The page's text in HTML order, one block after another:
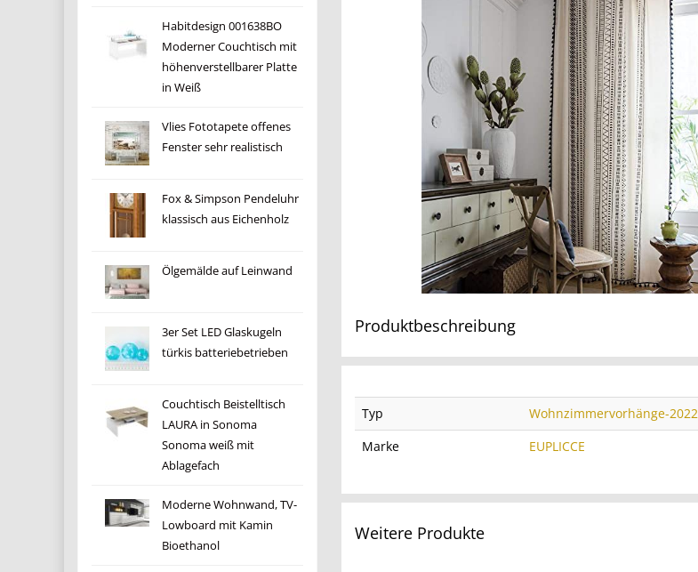
Habitdesign 001638BO
Moderner Couchtisch mit
höhenverstellbarer Platte
in Weiß
Vlies Fototapete offenes
Fenster sehr realistisch
Fox & Simpson Pendeluhr
klassisch aus Eichenholz
Ölgemälde auf Leinwand
3er Set LED Glaskugeln
türkis batteriebetrieben
Couchtisch Beistelltisch
LAURA in Sonoma
Sonoma weiß mit
Ablagefach
Moderne Wohnwand, TV-
Lowboard mit Kamin
Bioethanol
Produktbeschreibung
Typ
Wohnzimmervorhänge-2022
Marke
EUPLICCE
Weitere Produkte